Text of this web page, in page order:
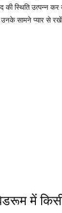
की स्थिति उत्पन्न
उनके सामने प्यार से
में